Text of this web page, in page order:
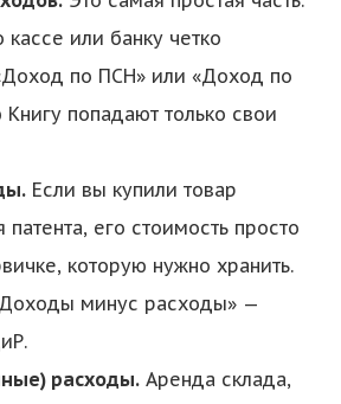
кассе или банку четко
по ПСН» или «Доход по
попадают только свои
Если вы купили товар
патента, его стоимость просто
которую нужно хранить.
минус расходы» —
расходы. Аренда склада,